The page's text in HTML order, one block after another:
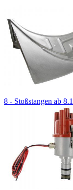
8 - Stoßstangen ab